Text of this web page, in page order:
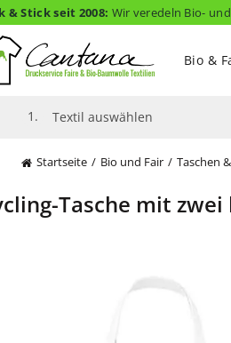
& Stick seit 2008: Wir veredeln Bio-
Bio &
1. Textil auswählen
Startseite Bio und Fair Taschen
Tasche mit